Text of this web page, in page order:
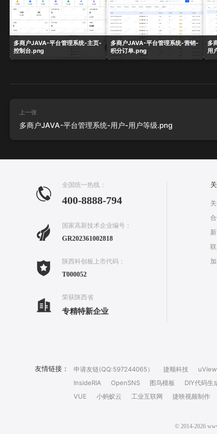
多商户JAVA-平台管理系统-主页-
控制台.png
多商户JAVA-平台管理系统-营销-
积分订单.png
多
用
上一张
多商户JAVA-平台管理系统-用户-用户等级.png
全国统一热线：
400-8888-794
国家高新技术企业编号：
GR202361002818
陕西科创板上市代码：
T000052
荣获陕西省
专精特新企业
友情链接： 申请友链(QQ:597244065） 捷顺科技
uView
InsideRIA
OpenSNS 图鸟模板
DIY代码生
VUE
小蚂蚁云 工业互联网 捷映视频制作
© 2014-2026